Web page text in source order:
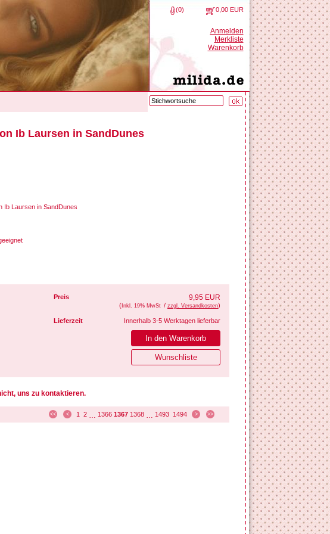
(0) 0,00 EUR
Anmelden
Merkliste
Warenkorb
Ib Laursen in SandDunes
Ib Laursen in SandDunes
Preis 9,95 EUR
( Inkl. 19% MwSt / zzgl. Versandkosten)
Lieferzeit Innerhalb 3-5 Werktagen lieferbar
uns zu kontaktieren.
<< < 1 2 … 1366 1367 1368 … 1493 1494 > >>